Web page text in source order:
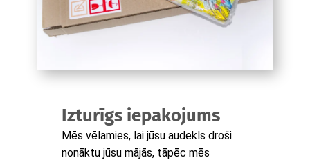
Izturīgs iepakojums
Mēs vēlamies, lai jūsu audekls droši
nonāktu jūsu mājās, tāpēc mēs